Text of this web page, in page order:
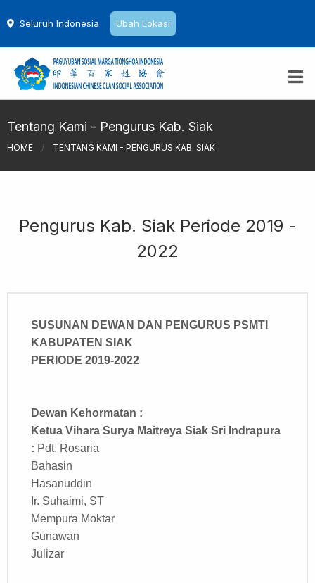
Seluruh Indonesia Ubah Lokasi
Tentang Kami - Pengurus Kab. Siak
HOME / TENTANG KAMI - PENGURUS KAB. SIAK
Pengurus Kab. Siak Periode 2019 -
2022
SUSUNAN DEWAN DAN PENGURUS PSMTI
KABUPATEN SIAK
PERIODE 2019-2022
Dewan Kehormatan :
Ketua Vihara Surya Maitreya Siak Sri Indrapura
: Pdt. Rosaria
Bahasin
Hasanuddin
Ir. Suhaimi, ST
Mempura Moktar
Gunawan
Julizar